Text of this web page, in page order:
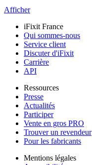
Afficher
iFixit France
Qui sommes-nous
Service client
Discuter d'iFixit
Carrière
API
Ressources
Presse
Actualités
Participer
Vente en gros PRO
Trouver un revendeur
Pour les fabricants
Mentions légales